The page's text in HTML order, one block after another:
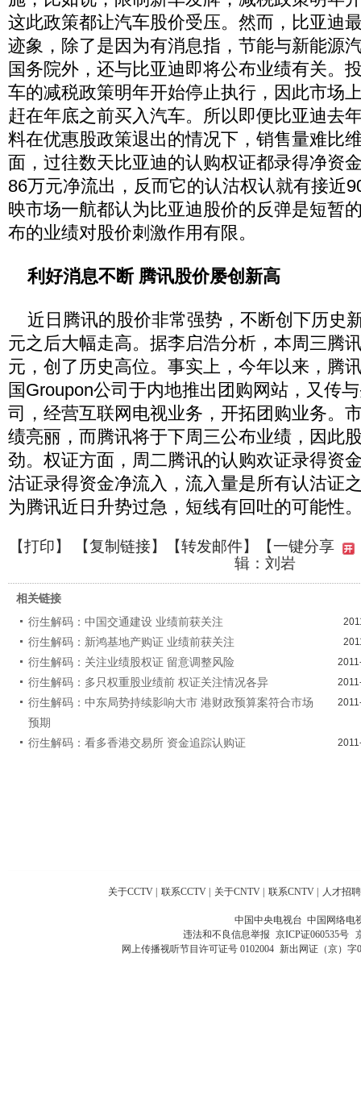
这此政策都让汽车股价受压。然而，比亚迪
迹象，除了是因为有消息指，节能与新能源
国务院外，还与比亚迪即将公布业绩有关。
车的减税政策明年开始停止执行，因此市场
赶在年底之前买入汽车。所以即便比亚迪去
料在优惠股政策退出的情况下，销售量难比
面，过往数天比亚迪的认购权证都录得净资
86万元净流出，反而它的认沽权认就有接近
映市场一航都认为比亚迪股价的反弹是短暂
布的业绩对股价刺激作用有限。
利好消息不断 腾讯股价屡创新高
近日腾讯的股价非常强势，不断创下历史
元之后大幅走高。据李启浩分析，本周三腾
元，创了历史高位。事实上，今年以来，腾
国Groupon公司于内地推出团购网站，又传
司，经营互联网电视业务，开拓团购业务。
绩亮丽，而腾讯将于下周三公布业绩，因此
劲。权证方面，周二腾讯的认购欢证录得资
沽证录得资金净流入，流入量是所有认沽证
为腾讯近日升势过急，短线有回吐的可能性
【打印】 【复制链接】【转发邮件】
【一键分享
辑：刘岩
相关链接
衍生解码：中国交通建设 业绩前获关注
衍生解码：新鸿基地产购证 业绩前获关注
衍生解码：关注业绩股权证 留意调整风险
衍生解码：多只权重股业绩前 权证关注情况各异
衍生解码：中东局势持续影响大市 港财政预算案符合市场
预期
衍生解码：看多香港交易所 资金追踪认购证
关于CCTV | 联系CCTV | 关于CNTV | 联系CNTV | 人才招聘
中国中央电视台 中国网络电
违法和不良信息举报 京ICP证060535号
网上传播视听节目许可证号 0102004 新出网证（京）